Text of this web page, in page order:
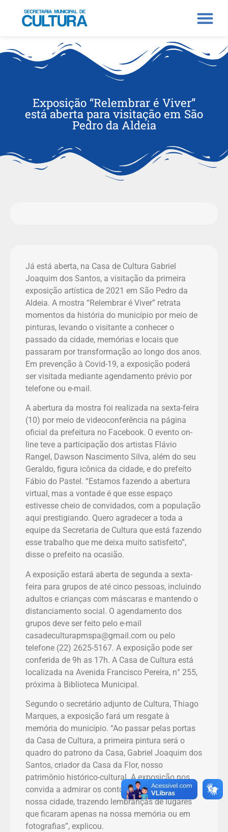
Exposição “Relembrar é Viver”
está aberta para visitação em São
Pedro da Aldeia
Já está aberta, na Casa de Cultura Gabriel
Joaquim dos Santos, a visitação da primeira
exposição artística de 2021 em São Pedro da
Aldeia. A mostra “Relembrar é Viver” retrata
momentos da história do município por meio de
pinturas, levando o visitante a conhecer o
passado da cidade, memórias e locais que
passaram por transformação ao longo dos anos.
Em prevenção à Covid-19, a exposição poderá
ser visitada mediante agendamento prévio por
telefone ou e-mail.
A abertura da mostra foi realizada na sexta-feira
(10) por meio de videoconferência na página
oficial da prefeitura no Facebook. O evento on-
line teve a participação dos artistas Flávio
Rangel, Dawson Nascimento Silva, além do seu
Geraldo, figura icônica da cidade, e do prefeito
Fábio do Pastel. “Estamos fazendo a abertura
virtual, mas a vontade é que esse espaço
estivesse cheio de convidados, com a população
aqui prestigiando. Quero agradecer a toda a
equipe da Secretaria de Cultura que está fazendo
esse trabalho que me deixa muito satisfeito”,
disse o prefeito na ocasião.
A exposição estará aberta de segunda a sexta-
feira para grupos de até cinco pessoas, incluindo
adultos e crianças com máscaras e mantendo o
distanciamento social. O agendamento dos
grupos deve ser feito pelo e-mail
casadeculturapmspa@gmail.com ou pelo
telefone (22) 2625-5167. A exposição pode ser
conferida de 9h as 17h. A Casa de Cultura está
localizada na Avenida Francisco Pereira, n° 255,
próxima à Biblioteca Municipal.
Segundo o secretário adjunto de Cultura, Thiago
Marques, a exposição fará um resgate à
memória do município. “Ao passar pelas portas
da Casa de Cultura, a primeira pintura será o
quadro do patrono da Casa, Gabriel Joaquim dos
Santos, criador da Casa da Flor, nosso
patrimônio histórico-cultural. A exposição nos
convida a admirar os contornos e entornos da
nossa cidade, trazendo lembranças de lugares
que ficaram apenas na nossa memória ou em
fotografias”, explicou.